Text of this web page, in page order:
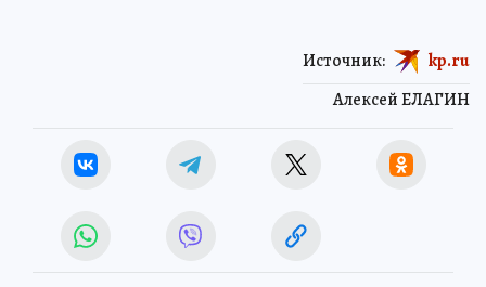
Алексей ЕЛАГИН
Источник: kp.ru